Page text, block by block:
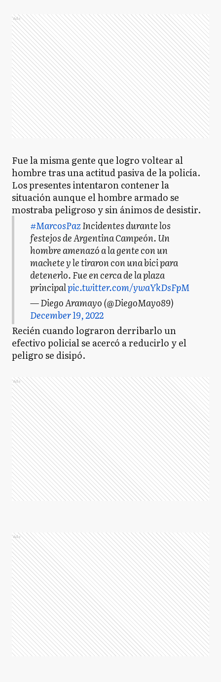
Ads
Fue la misma gente que logro voltear al
hombre tras una actitud pasiva de la policía.
Los presentes intentaron contener la
situación aunque el hombre armado se
mostraba peligroso y sin ánimos de desistir.
#MarcosPazIncidentes durante los
festejos de Argentina Campeón. Un
hombre amenazó a la gente con un
machete y le tiraron con una bici para
detenerlo. Fue en cerca de la plaza
principalpic.twitter.com/ywaYkDsFpM
— Diego Aramayo (@DiegoMayo89)
December 19, 2022
Recién cuando lograron derribarlo un
efectivo policial se acercó a reducirlo y el
peligro se disipó.
Ads
Ads